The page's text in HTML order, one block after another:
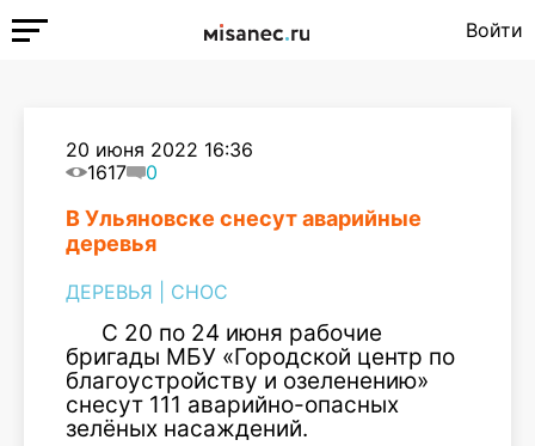
Войти
20 июня 2022 16:36
1617
0
В Ульяновске снесут аварийные
деревья
ДЕРЕВЬЯ СНОС
С 20 по 24 июня рабочие
бригады МБУ «Городской центр по
благоустройству и озеленению»
снесут 111 аварийно-опасных
зелёных насаждений.